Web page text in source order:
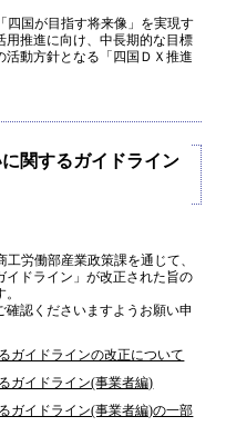
四国が目指す将来像」を実現す
用推進に向け、中長期的な目標
動方針となる「四国ＤＸ推進
関するガイドライン
労働部産業政策課を通じて、
イドライン」が改正された旨の
認くださいますようお願い申
ガイドラインの改正について
ガイドライン(事業者編)
ガイドライン(事業者編)の一部